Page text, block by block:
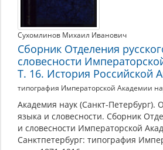
Сухомлинов Михаил Иванович
Сборник Отделения
словесности
Т. 16. История Российской
типография Императорской Академии
Академия наук (Санкт-Петербург).
языка и словесности. Сборник
и словесности Императорской
Санктпетербург: типография